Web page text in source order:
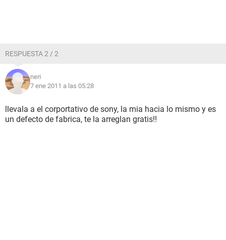
RESPUESTA 2 / 2
neri
7 ene 2011 a las 05:28
llevala a el corportativo de sony, la mia hacia lo mismo y es
un defecto de fabrica, te la arreglan gratis!!